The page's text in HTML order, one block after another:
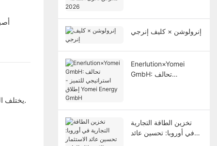
يختلف العائد على الاستثمار لأنظمة تخزين الطاقة التجارية في جميع أنحاء أوروبا بناءً على هيكل أسعار الكهرباء، ونمط الاستهلاك، والظروف التنظيمية.
إنرولوشن × كليف إنرجي
Enerlution×Yomei
GmbH: تحالف
تخزين الطاقة التجارية
في أوروبا: تحسين عائد